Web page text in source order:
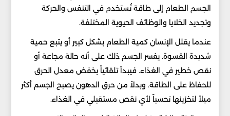
الجسم الطعام إلى طاقة تُستخدم في التنفس والحركة
وتجديد الخلايا والوظائف الحيوية المختلفة.
عندما يقلل الإنسان كمية الطعام بشكل كبير أو يتبع حمية
شديدة القسوة. يفسر الجسم ذلك على أنه حالة مجاعة أو
نقص خطير في الغذاء. فيبدأ تلقائياً بخفض معدل الحرق
للحفاظ على الطاقة. وبدلاً من حرق الدهون يصبح الجسم أكثر
ميلاً لتخزينها تحسباً لأي نقص مستقبلي في الغذاء.